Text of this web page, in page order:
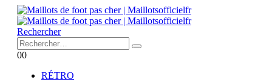
Rechercher
00
RÉTRO